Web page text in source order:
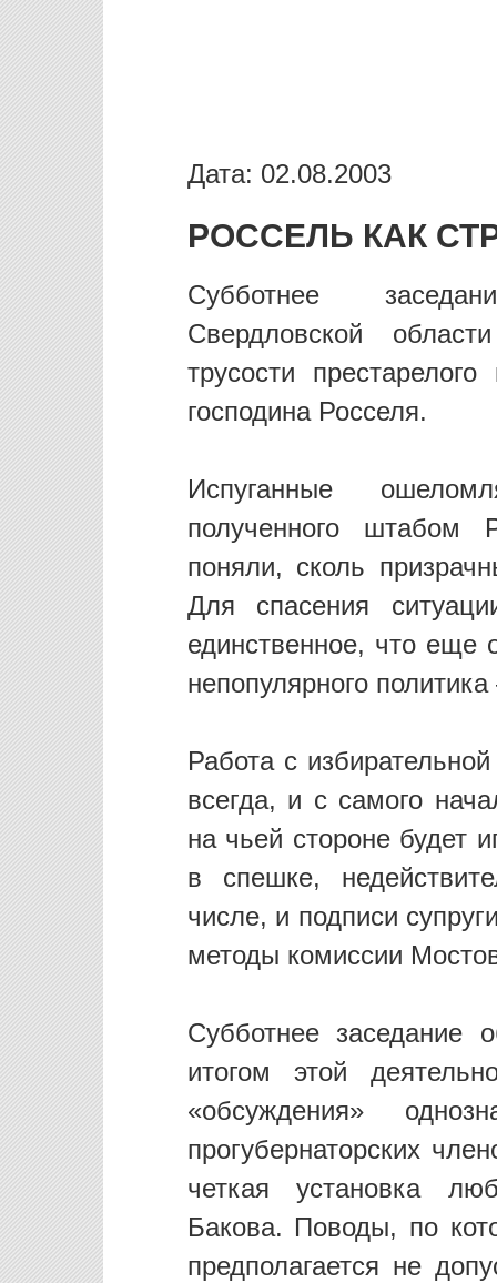
Дата: 02.08.2003
РОССЕЛЬ КАК
Субботнее
Свердловской
трусости
господина Росселя.
Испуганные
полученного штабом
поняли, сколь
Для спасения
единственное, что еще
непопулярного
Работа с
всегда, и с самого
на чьей стороне будет
в спешке,
числе, и подписи
методы комиссии
Субботнее заседание
итогом этой
«обсуждения»
прогубернаторских
четкая установка
Бакова. Поводы, по
предполагается не